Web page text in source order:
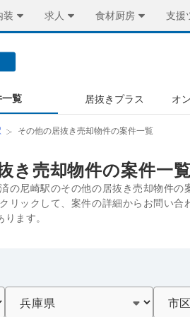
装 求人 食材厨房 支援
一覧 居抜きプラス オ
その他の居抜き売却物件の案件一覧
き売却物件の案件一覧
の尼崎駅のその他の居抜き売却物件の
リックして、案件の詳細からお問い合
ます。